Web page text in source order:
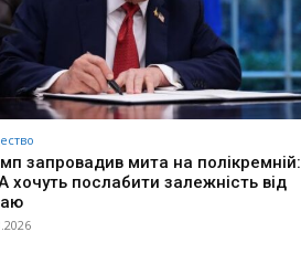
запровадив мита на полікремній:
хочуть послабити залежність від